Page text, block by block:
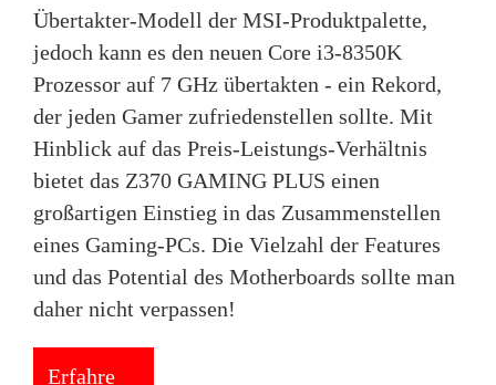
Übertakter-Modell der MSI-Produktpalette,
jedoch kann es den neuen Core i3-8350K
Prozessor auf 7 GHz übertakten - ein Rekord,
der jeden Gamer zufriedenstellen sollte. Mit
Hinblick auf das Preis-Leistungs-Verhältnis
bietet das Z370 GAMING PLUS einen
großartigen Einstieg in das Zusammenstellen
eines Gaming-PCs. Die Vielzahl der Features
und das Potential des Motherboards sollte man
daher nicht verpassen!
Erfahre